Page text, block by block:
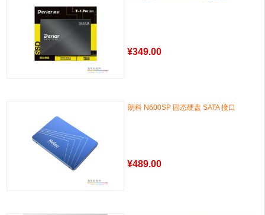
¥349.00
朗科 N600SP 固态硬盘 SATA 接口
¥489.00